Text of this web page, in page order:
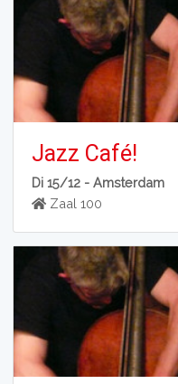
Jazz Café!
Di 15/12 -Amsterdam
Zaal 100